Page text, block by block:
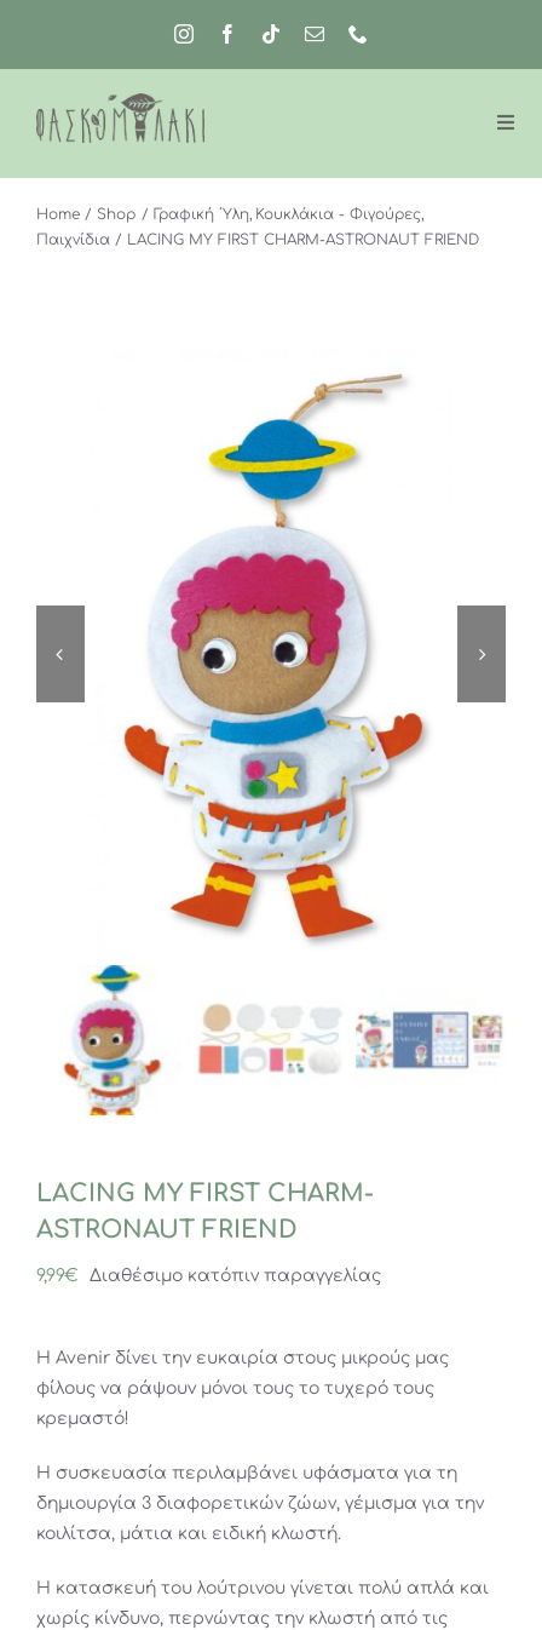
περιεχόμενο
Home Shop Γραφική ΄Υλη Κουκλάκια - Φιγούρες
Παιχνίδια
LACING MY FIRST CHARM-ASTRONAUT FRIEND
LACING MY FIRST CHARM-
ASTRONAUT FRIEND
9,99€ Διαθέσιμο κατόπιν παραγγελίας
Η Avenir δίνει την ευκαιρία στους μικρούς μας
φίλους να ράψουν μόνοι τους το τυχερό τους
κρεμαστό!
Η συσκευασία περιλαμβάνει υφάσματα για τη
δημιουργία 3 διαφορετικών ζώων, γέμισμα για την
κοιλίτσα, μάτια και ειδική κλωστή.
Η κατασκευή του λούτρινου γίνεται πολύ απλά και
χωρίς κίνδυνο, περνώντας την κλωστή από τις